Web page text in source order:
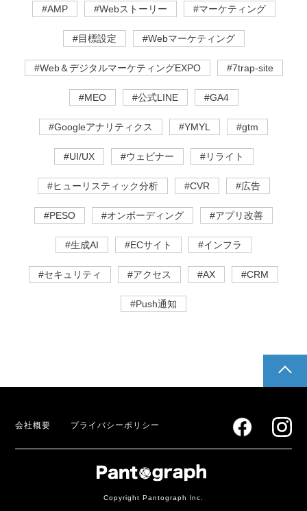
#AMP #Webストーリー #マーケティング
#目標設定 #Webマーケティング
#Web＆デジタルマーケティングEXPO #7trap-site
#MEO #公式LINE #GA4
#Googleアナリティクス #YMYL #gtm
#UI/UX #ウェビナー #リライト
#ヒューリスティック分析 #CVR #広告
#PESO #オンボーディング #アプリ改善
#生成AI #ECサイト #インフラ
#セキュリティ #アクセス #AX #CRM
#Push通知
会社概要 プライバシーポリシー
Copyright Pantograph lnc.